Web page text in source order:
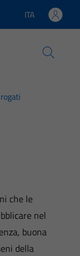
Lingua attiva:
ITA
che le
nel
buona
della